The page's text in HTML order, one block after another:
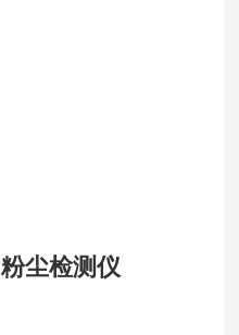
测量数据带时间存储 粉尘检测仪